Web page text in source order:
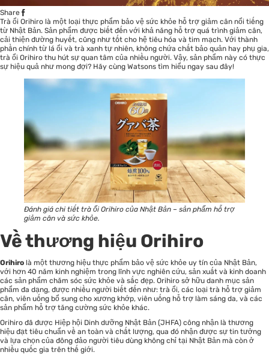
Share
Trà ổi Orihiro là một loại thực phẩm bảo vệ sức khỏe hỗ trợ giảm cân nổi tiếng
từ Nhật Bản. Sản phẩm được biết đến với khả năng hỗ trợ quá trình giảm cân,
cải thiện đường huyết, cũng như tốt cho hệ tiêu hóa và tim mạch. Với thành
phần chính từ lá ổi và trà xanh tự nhiên, không chứa chất bảo quản hay phụ gia,
trà ổi Orihiro thu hút sự quan tâm của nhiều người. Vậy, sản phẩm này có thực
sự hiệu quả như mong đợi? Hãy cùng Watsons tìm hiểu ngay sau đây!
Đánh giá chi tiết trà ổi Orihiro của Nhật Bản – sản phẩm hỗ trợ
giảm cân và sức khỏe.
Về thương hiệu Orihiro
Orihiro là một thương hiệu thực phẩm bảo vệ sức khỏe uy tín của Nhật Bản,
với hơn 40 năm kinh nghiệm trong lĩnh vực nghiên cứu, sản xuất và kinh doanh
các sản phẩm chăm sóc sức khỏe và sắc đẹp. Orihiro sở hữu danh mục sản
phẩm đa dạng, được nhiều người biết đến như: trà ổi, các loại trà hỗ trợ giảm
cân, viên uống bổ sung cho xương khớp, viên uống hỗ trợ làm sáng da, và các
sản phẩm hỗ trợ tăng cường sức khỏe khác.
Orihiro đã được Hiệp hội Dinh dưỡng Nhật Bản (JHFA) công nhận là thương
hiệu đạt tiêu chuẩn về an toàn và chất lượng, qua đó nhận được sự tin tưởng
và lựa chọn của đông đảo người tiêu dùng không chỉ tại Nhật Bản mà còn ở
nhiều quốc gia trên thế giới.